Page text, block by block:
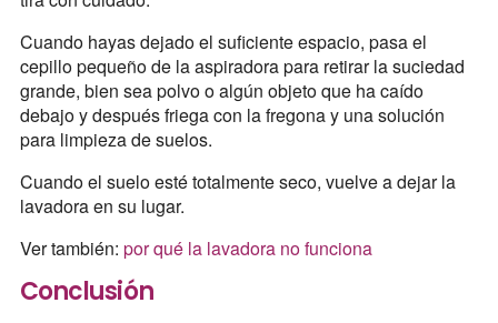
Cuando hayas dejado el suficiente espacio, pasa el
cepillo pequeño de la aspiradora para retirar la suciedad
grande, bien sea polvo o algún objeto que ha caído
debajo y después friega con la fregona y una solución
para limpieza de suelos.
Cuando el suelo esté totalmente seco, vuelve a dejar la
lavadora en su lugar.
Ver también: por qué la lavadora no funciona
Conclusión